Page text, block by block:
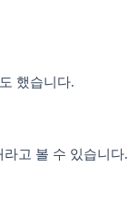
했습니다.
고 볼 수 있습니다.